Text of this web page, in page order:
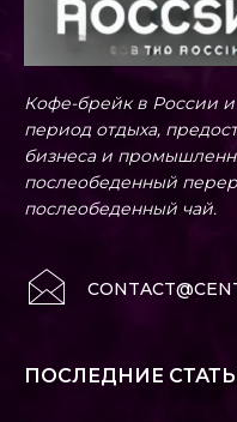
Кофе-брейк в России
период отдыха,
бизнеса и
послеобеденный
послеобеденный чай.
ПОСЛЕДНИЕ